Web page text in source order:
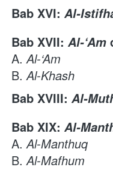
Bab XVI: Al-
Bab XVII: Al-‘Am
A. Al-‘Am
B. Al-Khash
Bab XVIII: Al-
Bab XIX: Al-
A. Al-Manthuq
B. Al-Mafhum